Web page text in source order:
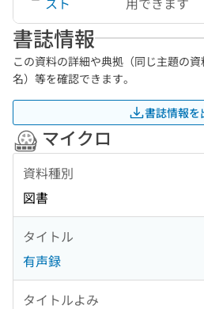
書誌情報
この資料の詳細や典拠（同じ主題の
名）等を確認できます。
書誌情報を
マイクロ
資料種別
図書
タイトル
有声録
タイトルよみ